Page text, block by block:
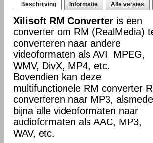
Beschrijving Informatie Alle versies
Xilisoft RM Converter is een
converter om RM (RealMedia)
converteren naar andere
videoformaten als AVI, MPEG,
WMV, DivX, MP4, etc.
Bovendien kan deze
multifunctionele RM converter
converteren naar MP3, alsmede
bijna alle videoformaten naar
audioformaten als AAC, MP3,
WAV, etc.